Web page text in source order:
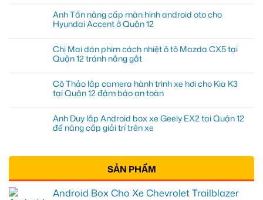
Anh Tấn nâng cấp màn hình android oto cho
Hyundai Accent ở Quận 12
Chị Mai dán phim cách nhiệt ô tô Mazda CX5 tại
Quận 12 tránh nắng gắt
Cô Thảo lắp camera hành trình xe hơi cho Kia K3
tại Quận 12 đảm bảo an toàn
Anh Duy lắp Android box xe Geely EX2 tại Quận 12
để nâng cấp giải trí trên xe
SẢN PHẨM
Android Box Cho Xe Chevrolet Trailblazer